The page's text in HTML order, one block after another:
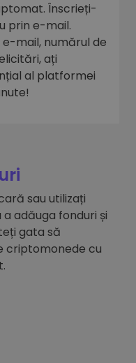
Înscrieți-
prin e-mail.
mail, numărul de
ați
al platformei
sau utilizați
adăuga fonduri și
gata să
criptomonede cu